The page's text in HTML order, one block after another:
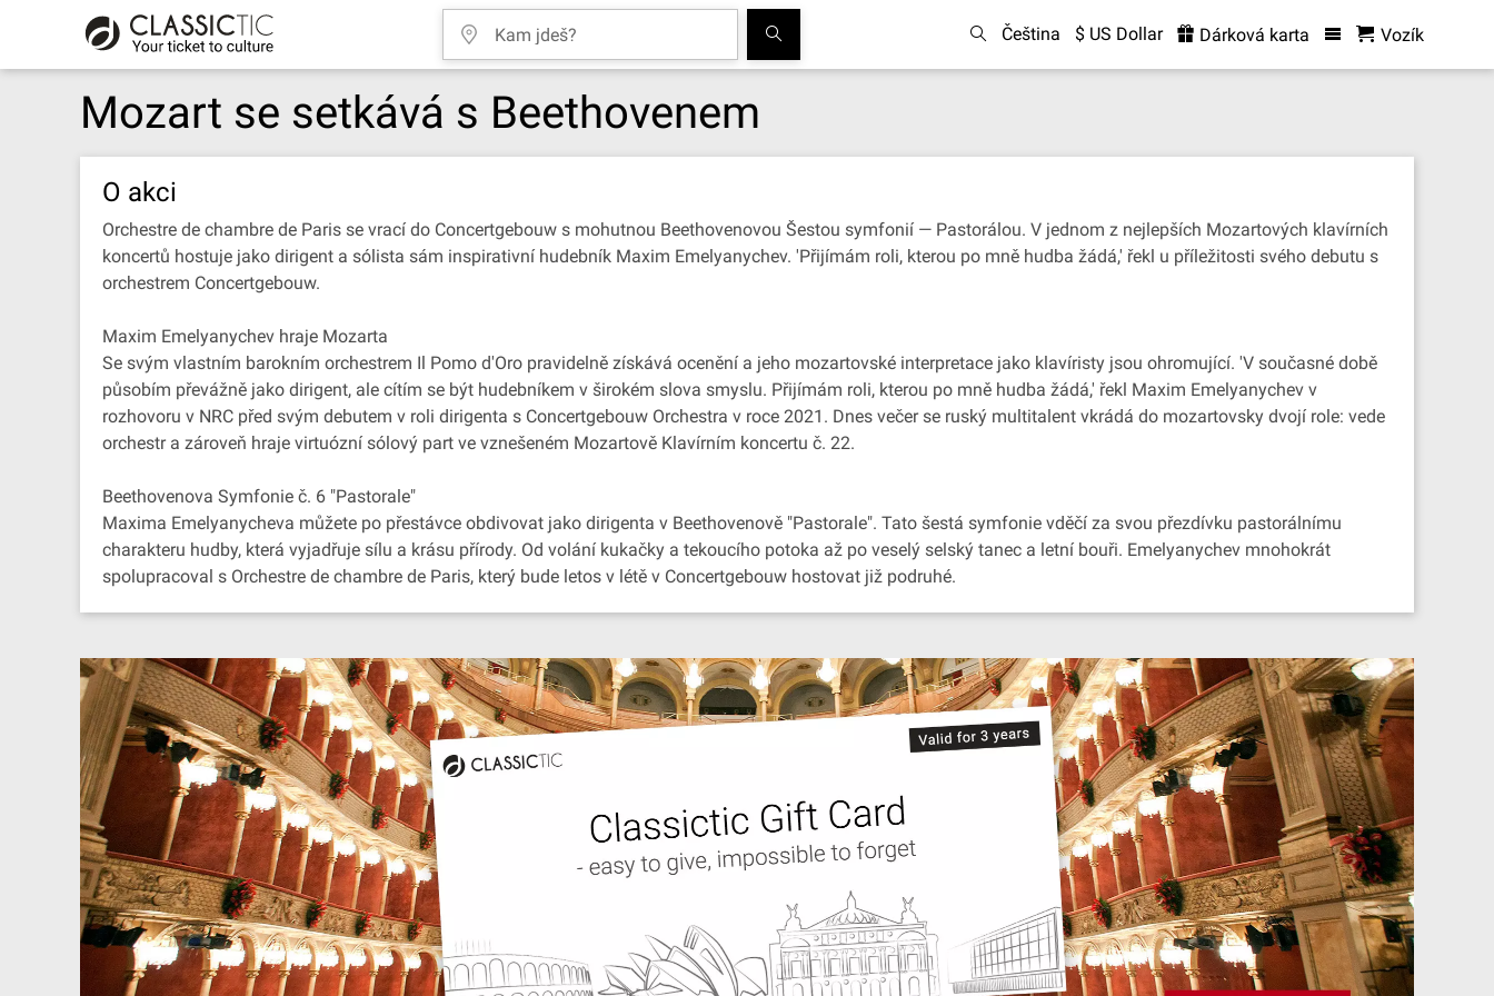
Čeština $ US Dollar Dárková karta Vozík
Mozart se setkává s Beethovenem
O akci
Orchestre de chambre de Paris se vrací do Concertgebouw s mohutnou Beethovenovou Šestou symfonií — Pastorálou. V jednom z nejlepších Mozartových klavírních
koncertů hostuje jako dirigent a sólista sám inspirativní hudebník Maxim Emelyanychev. 'Přijímám roli, kterou po mně hudba žádá,' řekl u příležitosti svého debutu s
orchestrem Concertgebouw.
Maxim Emelyanychev hraje Mozarta
Se svým vlastním barokním orchestrem Il Pomo d'Oro pravidelně získává ocenění a jeho mozartovské interpretace jako klavíristy jsou ohromující. 'V současné době
působím převážně jako dirigent, ale cítím se být hudebníkem v širokém slova smyslu. Přijímám roli, kterou po mně hudba žádá,' řekl Maxim Emelyanychev v
rozhovoru v NRC před svým debutem v roli dirigenta s Concertgebouw Orchestra v roce 2021. Dnes večer se ruský multitalent vkrádá do mozartovsky dvojí role: vede
orchestr a zároveň hraje virtuózní sólový part ve vznešeném Mozartově Klavírním koncertu č. 22.
Beethovenova Symfonie č. 6 "Pastorale"
Maxima Emelyanycheva můžete po přestávce obdivovat jako dirigenta v Beethovenově "Pastorale". Tato šestá symfonie vděčí za svou přezdívku pastorálnímu
charakteru hudby, která vyjadřuje sílu a krásu přírody. Od volání kukačky a tekoucího potoka až po veselý selský tanec a letní bouři. Emelyanychev mnohokrát
spolupracoval s Orchestre de chambre de Paris, který bude letos v létě v Concertgebouw hostovat již podruhé.